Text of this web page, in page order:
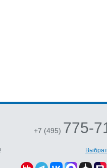
+7 (495) 775-